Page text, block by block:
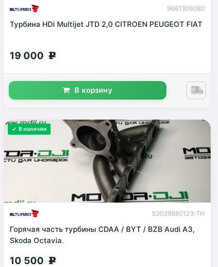
9661306080
Турбина HDi Multijet JTD 2,0 CITROEN PEUGEOT FIAT
19 000 g
В корзину
✓ В наличии
53039880123-TH
Горячая часть турбины CDAA / BYT / BZB Audi A3,
Skoda Octavia,
10 500 g